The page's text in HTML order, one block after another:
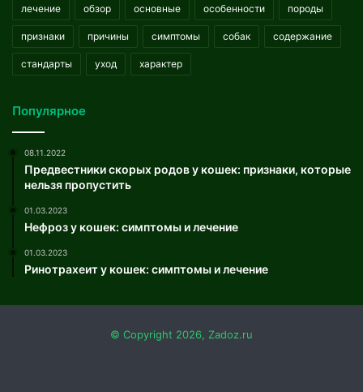
лечение обзор основные особенности породы
признаки причины симптомы собак содержание
стандарты уход характер
Популярное
08.11.2022
Предвестники скорых родов у кошек: признаки, которые
нельзя пропустить
01.03.2023
Нефроз у кошек: симптомы и лечение
01.03.2023
Ринотрахеит у кошек: симптомы и лечение
© Copyright 2026, Zadoz.ru